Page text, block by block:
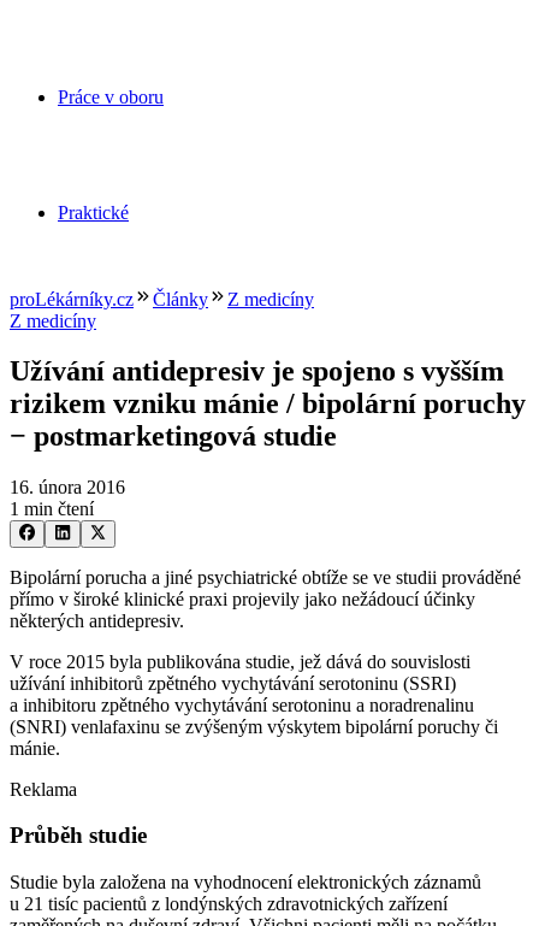
Práce v oboru
Praktické
proLékárníky.cz Články
Z medicíny
Z medicíny
Užívání antidepresiv je spojeno s vyšším
rizikem vzniku mánie / bipolární poruchy
−⁠ postmarketingová studie
16. února 2016
1 min čtení
Bipolární porucha a jiné psychiatrické obtíže se ve studii prováděné
přímo v široké klinické praxi projevily jako nežádoucí účinky
některých antidepresiv.
V roce 2015 byla publikována studie, jež dává do souvislosti
užívání inhibitorů zpětného vychytávání serotoninu (SSRI)
a inhibitoru zpětného vychytávání serotoninu a noradrenalinu
(SNRI) venlafaxinu se zvýšeným výskytem bipolární poruchy či
mánie.
Reklama
Průběh studie
Studie byla založena na vyhodnocení elektronických záznamů
u 21 tisíc pacientů z londýnských zdravotnických zařízení